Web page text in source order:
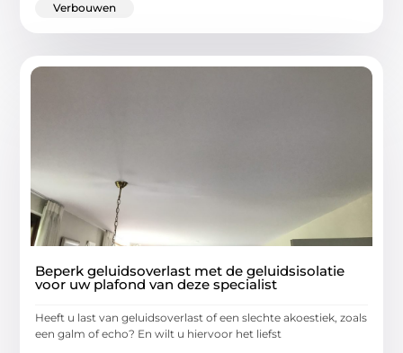
Verbouwen
Beperk geluidsoverlast met de geluidsisolatie
voor uw plafond van deze specialist
Heeft u last van geluidsoverlast of een slechte akoestiek, zoals
een galm of echo? En wilt u hiervoor het liefst